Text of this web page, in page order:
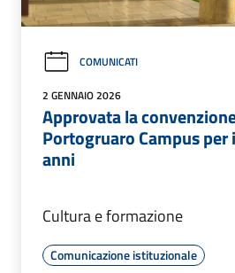
COMUNICATI
2 GENNAIO 2026
Approvata la
Portogruaro Campus
anni
Cultura e formazione
Comunicazione istituzionale